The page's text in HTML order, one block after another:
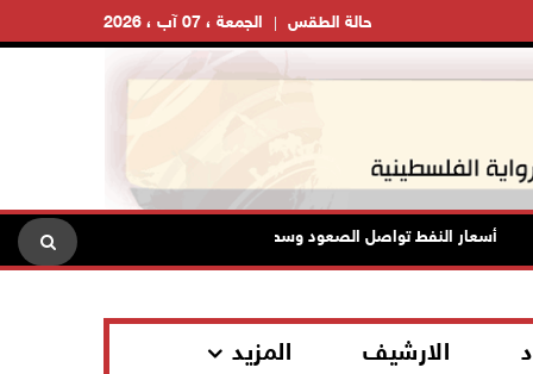
الجمعة ، 07 آب ، 2026 حالة الطقس
النفط تواصل الصعود وسط مخاوف بشأن مستقبل الملاحة في هرمز
الارشيف المزيد